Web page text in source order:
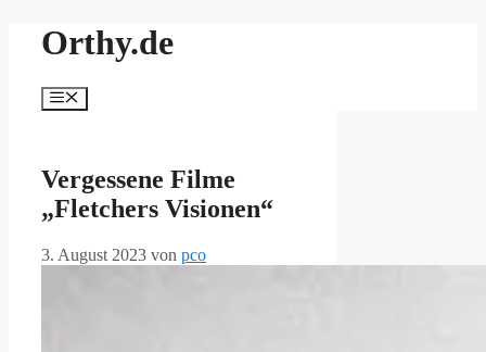
InhaltOrthy.de
Menü
Vergessene Filme
„Fletchers Visionen“
3. August 2023 von pco